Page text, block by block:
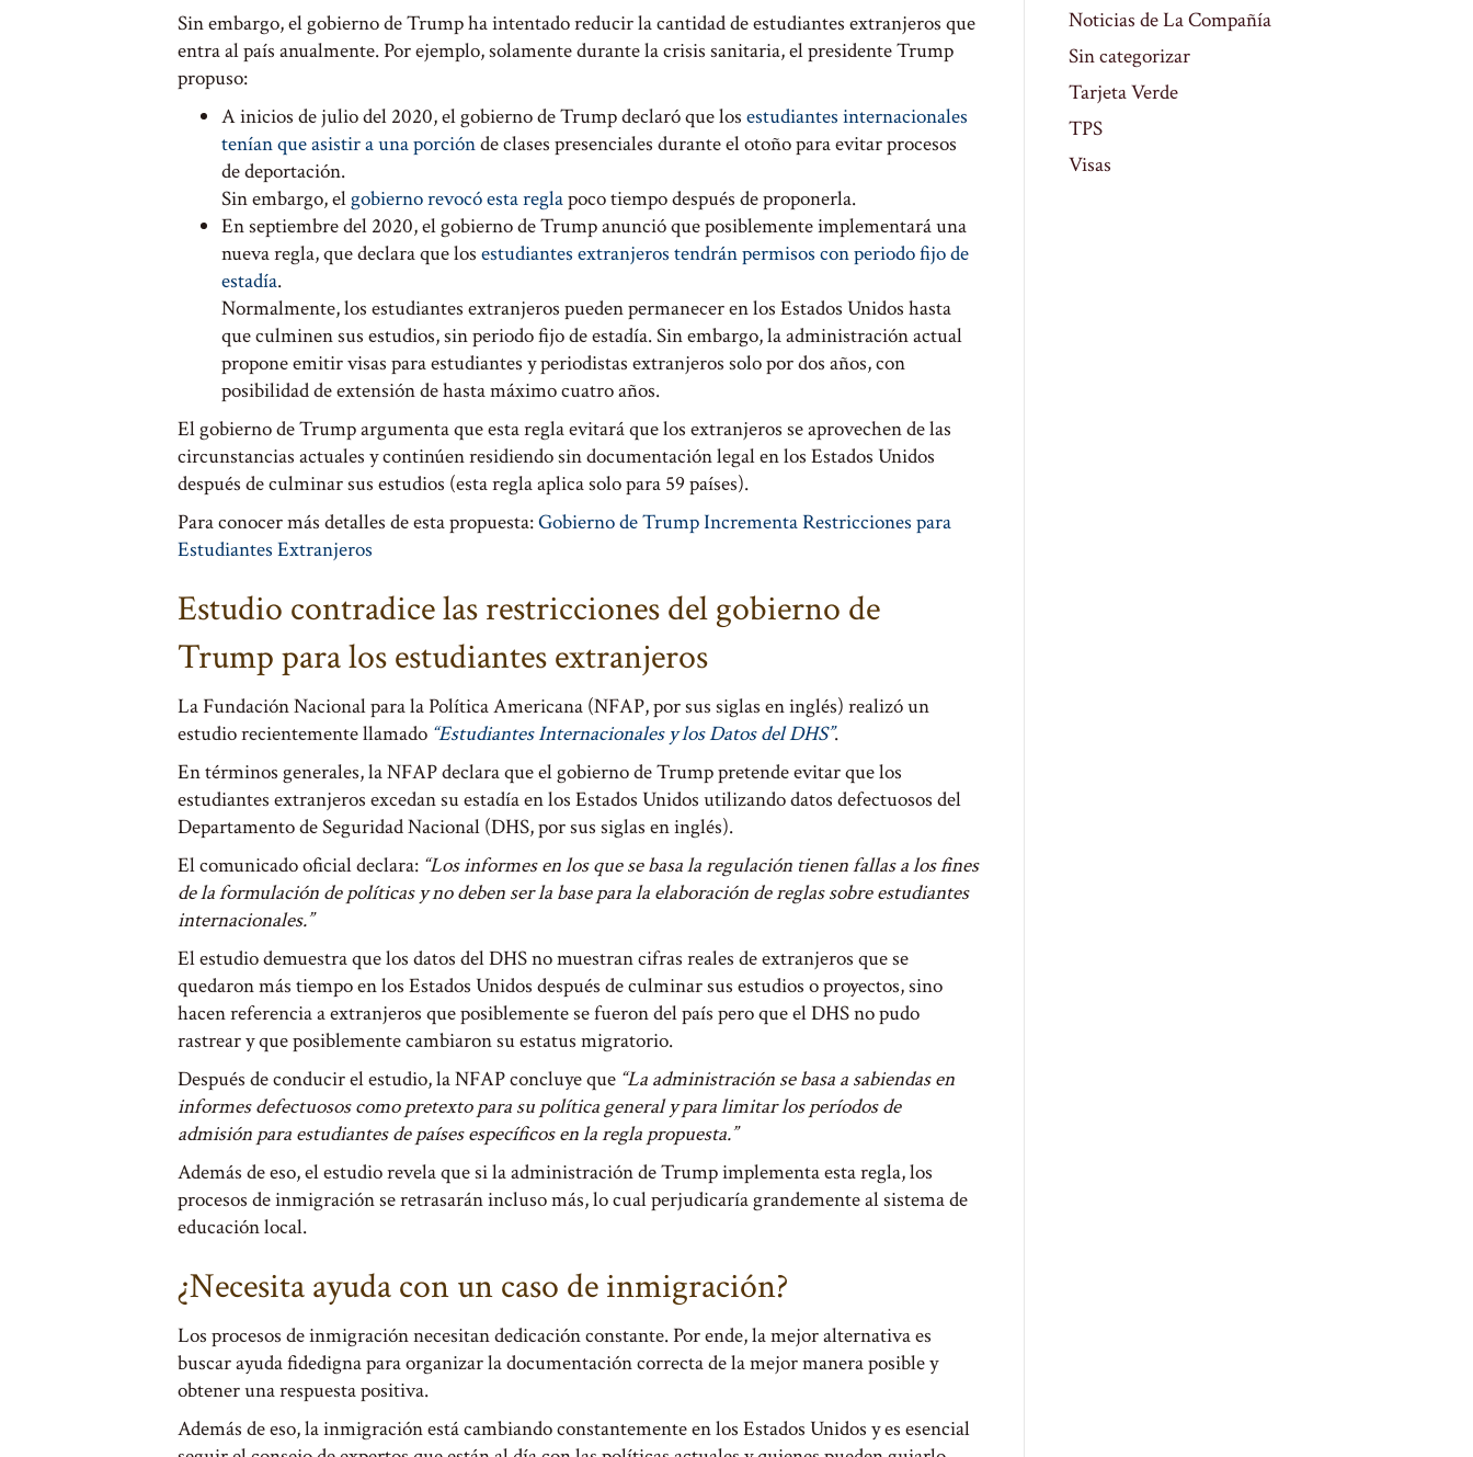
Sin embargo, el gobierno de Trump ha intentado reducir la cantidad de estudiantes extranjeros que
entra al país anualmente. Por ejemplo, solamente durante la crisis sanitaria, el presidente Trump
propuso:
A inicios de julio del 2020, el gobierno de Trump declaró que los estudiantes internacionales
tenían que asistir a una porciónde clases presenciales durante el otoño para evitar procesos
de deportación.
Sin embargo, elgobierno revocó esta reglapoco tiempo después de proponerla.
En septiembre del 2020, el gobierno de Trump anunció que posiblemente implementará una
nueva regla, que declara que los estudiantes extranjeros tendrán permisos con periodo fijo de
estadía.
Normalmente, los estudiantes extranjeros pueden permanecer en los Estados Unidos hasta
que culminen sus estudios, sin periodo fijo de estadía. Sin embargo, la administración actual
propone emitir visas para estudiantes y periodistas extranjeros solo por dos años, con
posibilidad de extensión de hasta máximo cuatro años.
El gobierno de Trump argumenta que esta regla evitará que los extranjeros se aprovechen de las
circunstancias actuales y continúen residiendo sin documentación legal en los Estados Unidos
después de culminar sus estudios (esta regla aplica solo para 59 países).
Para conocer más detalles de esta propuesta:Gobierno de Trump Incrementa Restricciones para
Estudiantes Extranjeros
Estudio contradice las restricciones del gobierno de
Trump para los estudiantes extranjeros
La Fundación Nacional para la Política Americana (NFAP, por sus siglas en inglés) realizó un
estudio recientemente llamado “Estudiantes Internacionales y los Datos del DHS”.
En términos generales, la NFAP declara que el gobierno de Trump pretende evitar que los
estudiantes extranjeros excedan su estadía en los Estados Unidos utilizando datos defectuosos del
Departamento de Seguridad Nacional (DHS, por sus siglas en inglés).
El comunicado oficial declara: “Los informes en los que se basa la regulación tienen fallas a los fines
de la formulación de políticas y no deben ser la base para la elaboración de reglas sobre estudiantes
internacionales.”
El estudio demuestra que los datos del DHS no muestran cifras reales de extranjeros que se
quedaron más tiempo en los Estados Unidos después de culminar sus estudios o proyectos, sino
hacen referencia a extranjeros que posiblemente se fueron del país pero que el DHS no pudo
rastrear y que posiblemente cambiaron su estatus migratorio.
Después de conducir el estudio, la NFAP concluye que “La administración se basa a sabiendas en
informes defectuosos como pretexto para su política general y para limitar los períodos de
admisión para estudiantes de países específicos en la regla propuesta.”
Además de eso, el estudio revela que si la administración de Trump implementa esta regla, los
procesos de inmigración se retrasarán incluso más, lo cual perjudicaría grandemente al sistema de
educación local.
¿Necesita ayuda con un caso de inmigración?
Los procesos de inmigración necesitan dedicación constante. Por ende, la mejor alternativa es
buscar ayuda fidedigna para organizar la documentación correcta de la mejor manera posible y
obtener una respuesta positiva.
Además de eso, la inmigración está cambiando constantemente en los Estados Unidos y es esencial
Noticias de La Compañía
Sin categorizar
Tarjeta Verde
TPS
Visas